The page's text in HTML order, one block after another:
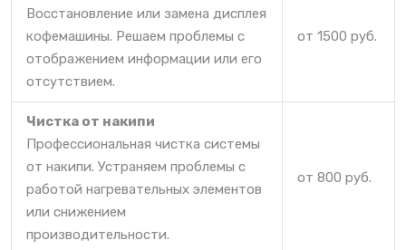
Восстановление или замена дисплея
кофемашины. Решаем проблемы с
отображением информации или его
отсутствием.
от 1500 руб.
Чистка от накипи
Профессиональная чистка системы
от накипи. Устраняем проблемы с
работой нагревательных элементов
или снижением
производительности.
от 800 руб.